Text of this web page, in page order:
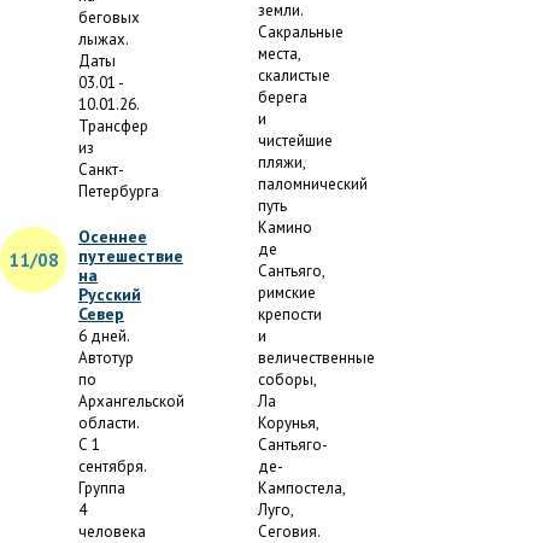
беговых
лыжах.
Даты
03.01 -
10.01.26.
Трансфер
из
Санкт-
Петербурга
11/08
Осеннее
путешествие
на
Русский
Север
6 дней.
Автотур
по
Архангельской
области.
С 1
сентября.
Группа
4
человека
земли.
Сакральные
места,
скалистые
берега
и
чистейшие
пляжи,
паломнический
путь
Камино
де
Сантьяго,
римские
крепости
и
величественные
соборы,
Ла
Корунья,
Сантьяго-
де-
Кампостела,
Луго,
Сеговия.